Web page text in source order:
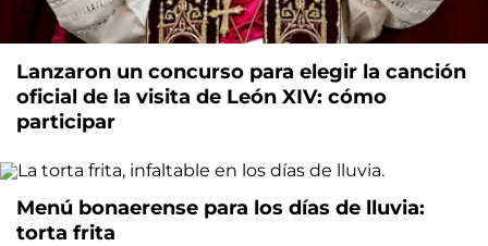
Lanzaron un concurso para elegir la canción
oficial de la visita de León XIV: cómo
participar
Menú bonaerense para los días de lluvia:
torta frita